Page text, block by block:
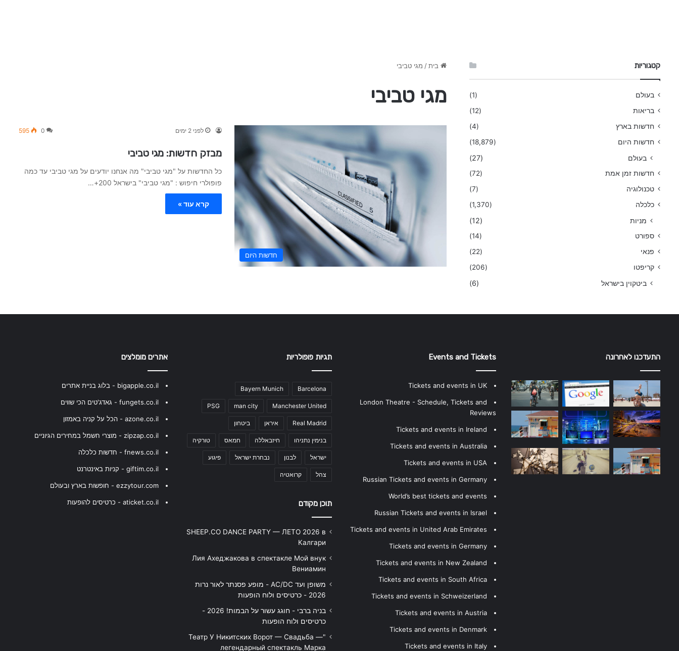
בית / מגי טביבי
מגי טביבי
חדשות היום
לפני 2 ימים 0
595
מבזק חדשות: מגי טביבי
כל החדשות על "מגי טביבי" מה אנחנו יודעים על מגי טביבי עד כמה
פופולרי חיפוש : "מגי טביבי" בישראל 200+…
קרא עוד »
קטגוריות
בעולם
(1)
בריאות
(12)
חדשות בארץ
(4)
חדשות היום
(18,879)
בעולם (27)
חדשות זמן אמת
(72)
טכנולוגיה
(7)
כלכלה
(1,370)
מניות (12)
ספורט
(14)
פנאי
(22)
קריפטו
(206)
ביטקוין בישראל (6)
התעדכנו לאחרונה Events and Tickets
Tickets and events in UK
London Theatre - Schedule, Tickets and
Reviews
Tickets and events in Ireland
Tickets and events in Australia
Tickets and events in USA
Russian Tickets and events in Germany
World’s best tickets and events
Russian Tickets and events in Israel
Tickets and events in United Arab Emirates
Tickets and events in Germany
Tickets and events in New Zealand
Tickets and events in South Africa
Tickets and events in Schweizerland
Tickets and events in Austria
Tickets and events in Denmark
Tickets and events in Italy
תגיות פופולריות
Barcelona
Bayern Munich
Manchester United
man city
PSG
Real Madrid איראן ביטחון
בנימין נתניהו חיזבאללה חמאס טורקיה
ישראל לבנון נבחרת ישראל פיגוע
צהל קרואטיה
תוכן מקודם
SHEEP.CO DANCE PARTY — ЛЕТО 2026 в
Калгари
Лия Ахеджакова в спектакле Мой внук
Вениамин
משופן ועד AC/DC - מופע פסנתר לאור נרות
2026 - כרטיסים ולוח הופעות
בניה ברבי - חוגג עשור על הבמות! 2026 -
כרטיסים ולוח הופעות
"Театр У Никитских Ворот — Свадьба —
легендарный спектакль Марка
אתרים מומלצים
bigapple.co.il - בלוג בניית אתרים
fungets.co.il - גאדג'טים הכי שווים
azone.co.il - הכל על קניה באמזון
zipzap.co.il - מוצרי חשמל במחירים הגיוניים
fnews.co.il - חדשות כלכלה
giftim.co.il - קניות באינטרנט
ezzytour.com - חופשות בארץ ובעולם
aticket.co.il - כרטיסים להופעות